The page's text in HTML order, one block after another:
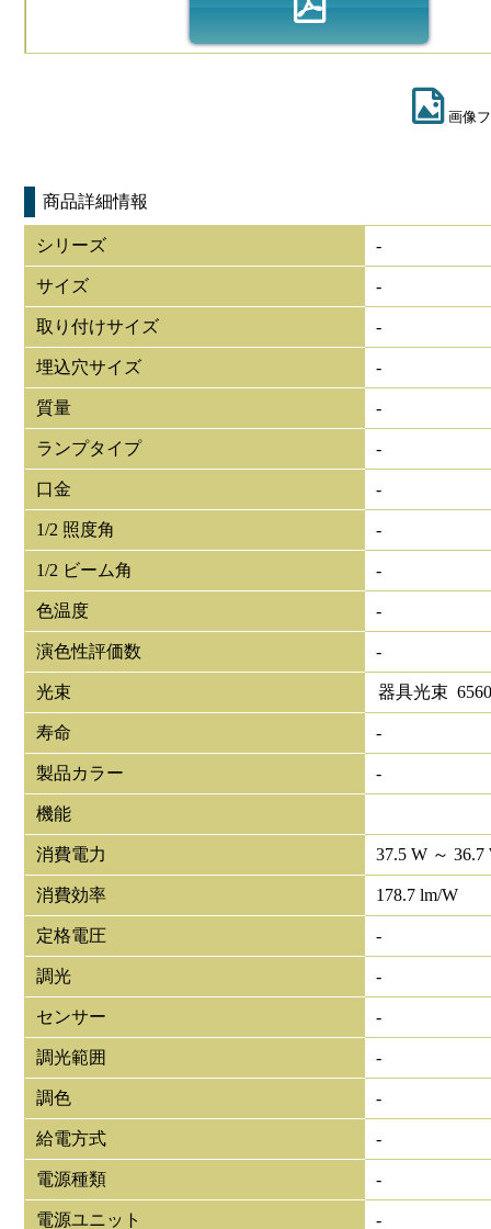
画像
商品詳細情報
シリーズ -
サイズ -
取り付けサイズ -
埋込穴サイズ -
質量 -
ランプタイプ -
口金 -
1/2 照度角 -
1/2 ビーム角 -
色温度 -
演色性評価数 -
光束 器具光束
寿命 -
製品カラー -
機能
消費電力 37.5 W ～ 36.7
消費効率 178.7 lm/W
定格電圧 -
調光 -
センサー -
調光範囲 -
調色 -
給電方式 -
電源種類 -
電源ユニット -